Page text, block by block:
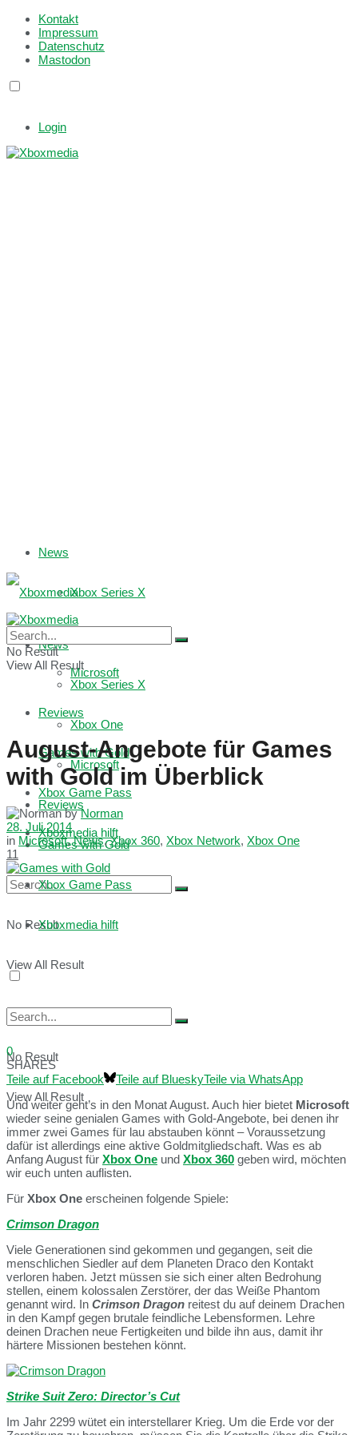
Kontakt
Impressum
Datenschutz
Mastodon
Login
News
Xbox Series X
Microsoft
Reviews
Games with Gold
Xbox Game Pass
Xboxmedia hilft
No Result
View All Result
News
Xbox Series X
Xbox One
Microsoft
Reviews
Games with Gold
Xbox Game Pass
Xboxmedia hilft
No Result
View All Result
No Result
View All Result
August-Angebote für Games
with Gold im Überblick
by Norman
28. Juli 2014
in Microsoft,News,Xbox 360, Xbox Network, Xbox One
11
0
SHARES
Teile auf Facebook
Teile auf BlueskyTeile via WhatsApp
Und weiter geht’s in den Monat August. Auch hier bietet Microsoft
wieder seine genialen Games with Gold-Angebote, bei denen ihr
immer zwei Games für lau abstauben könnt – Voraussetzung
dafür ist allerdings eine aktive Goldmitgliedschaft. Was es ab
Anfang August für Xbox One und Xbox 360 geben wird, möchten
wir euch unten auflisten.
Für Xbox One erscheinen folgende Spiele:
Crimson Dragon
Viele Generationen sind gekommen und gegangen, seit die
menschlichen Siedler auf dem Planeten Draco den Kontakt
verloren haben. Jetzt müssen sie sich einer alten Bedrohung
stellen, einem kolossalen Zerstörer, der das Weiße Phantom
genannt wird. In Crimson Dragon reitest du auf deinem Drachen
in den Kampf gegen brutale feindliche Lebensformen. Lehre
deinen Drachen neue Fertigkeiten und bilde ihn aus, damit ihr
härtere Missionen bestehen könnt.
Strike Suit Zero: Director’s Cut
Im Jahr 2299 wütet ein interstellarer Krieg. Um die Erde vor der